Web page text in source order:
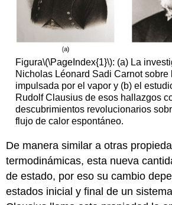
Figura\(\PageIndex{1}\): (a) La
Nicholas Léonard Sadi Carnot sobre
impulsada por el vapor y (b) el
Rudolf Clausius de esos hallazgos
descubrimientos revolucionarios
flujo de calor espontáneo.
De manera similar a otras
termodinámicas, esta nueva
de estado, por eso su cambio
estados inicial y final de un